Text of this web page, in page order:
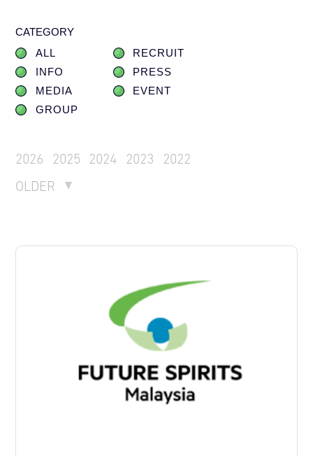
CATEGORY
ALL
RECRUIT
INFO
PRESS
MEDIA
EVENT
GROUP
2026 2025 2024 2023
2022
OLDER